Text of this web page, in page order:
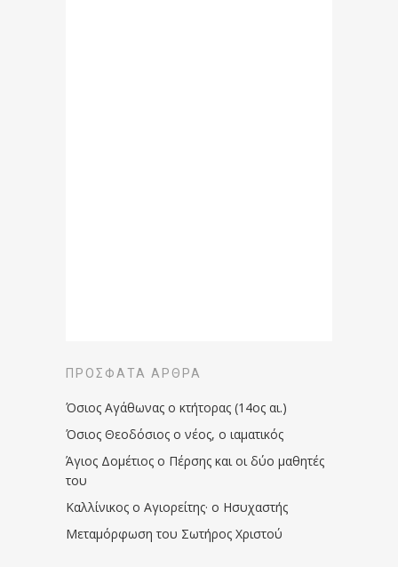
ΠΡΌΣΦΑΤΑ ΆΡΘΡΑ
Όσιος Αγάθωνας ο κτήτορας (14ος αι.)
Όσιος Θεοδόσιος ο νέος, ο ιαματικός
Άγιος Δομέτιος ο Πέρσης και οι δύο μαθητές
του
Καλλίνικος ο Αγιορείτης · ο Ησυχαστής
Μεταμόρφωση του Σωτήρος Χριστού